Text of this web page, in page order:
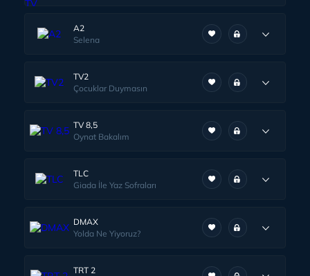
A2
Selena
TV2
Çocuklar Duymasın
TV 8,5
Oynat Bakalım
TLC
Giada İle Yaz Sofraları
DMAX
Yolda Ne Yiyoruz?
TRT 2